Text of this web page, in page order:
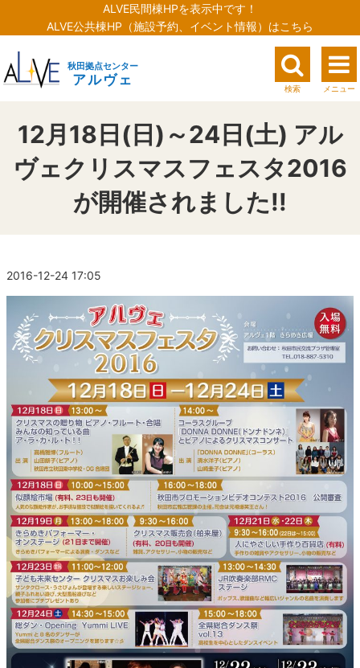
ALVE民間棟HPを表示中です！
ALVE公共棟HP（施設予約、イベント情報）はこちら
秋田拠点センター
アルヴェ
検索 メニュー
12月18日(日)～24日(土) アル
ヴェクリスマスフェスタ2016
が開催されました!!
2016-12-24 17:05